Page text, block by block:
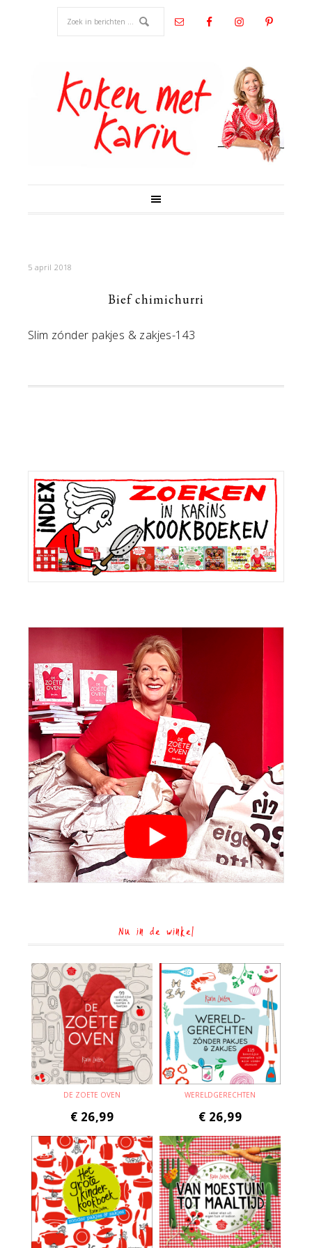
5 april 2018
Bief chimichurri
Slim zónder pakjes & zakjes-143
Primaire
Sidebar
Nu in de winkel
DE ZOETE OVEN
€ 26,99
WERELDGERECHTEN
€ 26,99